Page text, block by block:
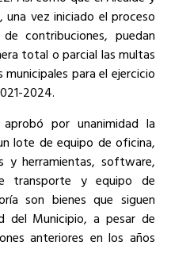
una vez iniciado el proceso
contribuciones, puedan
total o parcial las multas
para el ejercicio
2024.
por unanimidad la
lote de equipo de oficina,
y herramientas, software,
transporte y equipo de
son bienes que siguen
del Municipio, a pesar de
anteriores en los años